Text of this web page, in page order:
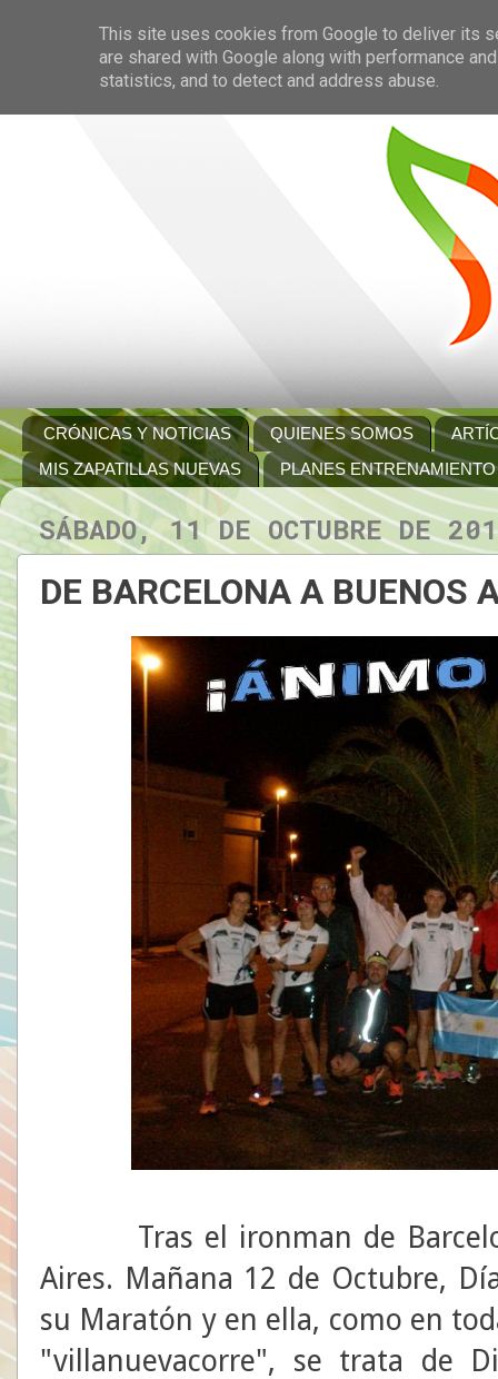
CRÓNICAS Y NOTICIAS QUIENES SOMOS
MIS ZAPATILLAS NUEVAS
PLANES ENTRENAMIENTO
SÁBADO, 11 DE OCTUBRE DE
DE BARCELONA A BUENOS
Tras el ironman de
Aires. Mañana 12 de Octubre,
su Maratón y en ella, como en
"villanuevacorre", se trata de
This site uses cookies from Google to deliver its
are shared with Google along with performance
statistics, and to detect and address abuse.